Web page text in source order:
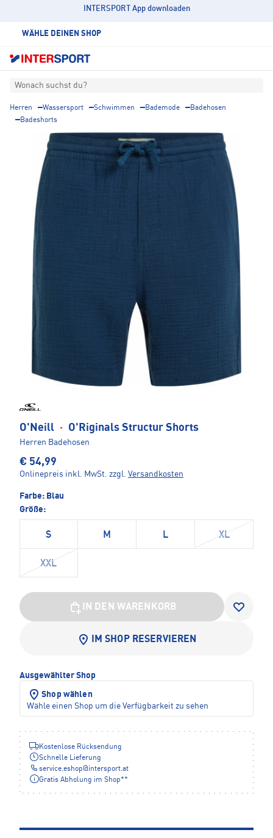
INTERSPORT App downloaden
WÄHLE DEINEN SHOP
Wonach suchst du?
Herren Wassersport Schwimmen Bademode
Badehosen
Badeshorts
O'Neill · O'Riginals Structur Shorts
Herren Badehosen
€ 54,99
Onlinepreis inkl. MwSt. zzgl. Versandkosten
Farbe: Blau
Größe:
S M L XL
XXL
IN DEN WARENKORB
IM SHOP RESERVIEREN
Ausgewählter Shop
Shop wählen
Wähle einen Shop um die Verfügbarkeit zu sehen
Kostenlose Rücksendung
Schnelle Lieferung
service.eshop@intersport.at
Gratis Abholung im Shop**